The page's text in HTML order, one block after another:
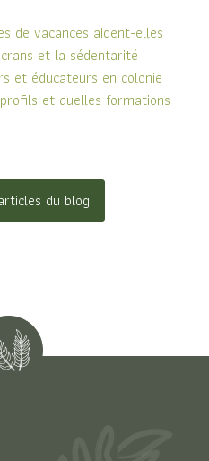
de vacances aident-elles
et la sédentarité
et éducateurs en colonie
et quelles formations
du blog